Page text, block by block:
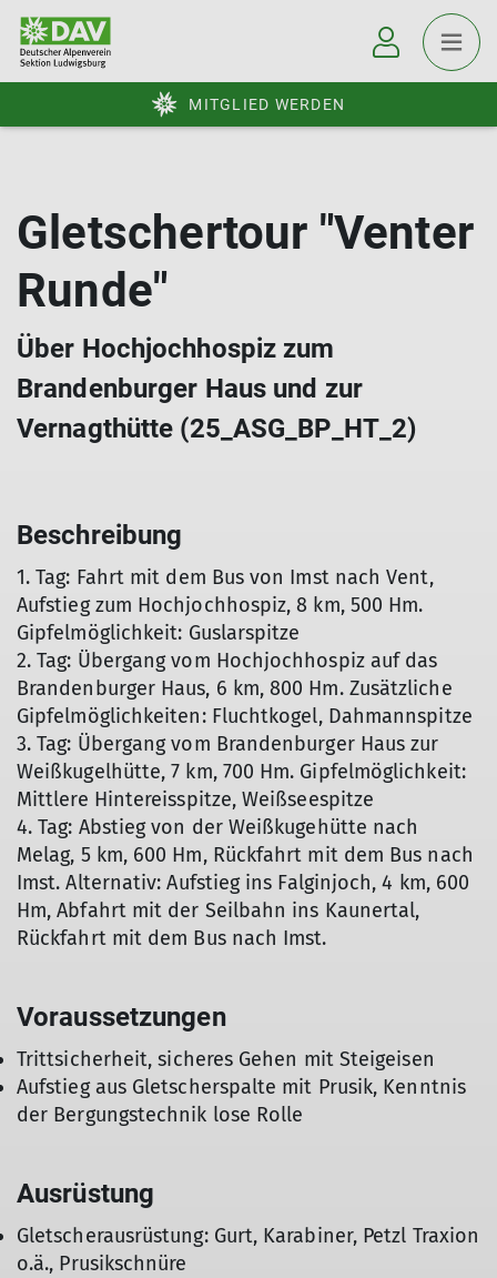
MITGLIED WERDEN
Gletschertour "Venter
Runde"
Über Hochjochhospiz zum
Brandenburger Haus und zur
Vernagthütte (25_ASG_BP_HT_2)
Beschreibung
1. Tag: Fahrt mit dem Bus von Imst nach Vent,
Aufstieg zum Hochjochhospiz, 8 km, 500 Hm.
Gipfelmöglichkeit: Guslarspitze
2. Tag: Übergang vom Hochjochhospiz auf das
Brandenburger Haus, 6 km, 800 Hm. Zusätzliche
Gipfelmöglichkeiten: Fluchtkogel, Dahmannspitze
3. Tag: Übergang vom Brandenburger Haus zur
Weißkugelhütte, 7 km, 700 Hm. Gipfelmöglichkeit:
Mittlere Hintereisspitze, Weißseespitze
4. Tag: Abstieg von der Weißkugehütte nach
Melag, 5 km, 600 Hm, Rückfahrt mit dem Bus nach
Imst. Alternativ: Aufstieg ins Falginjoch, 4 km, 600
Hm, Abfahrt mit der Seilbahn ins Kaunertal,
Rückfahrt mit dem Bus nach Imst.
Voraussetzungen
Trittsicherheit, sicheres Gehen mit Steigeisen
Aufstieg aus Gletscherspalte mit Prusik, Kenntnis
der Bergungstechnik lose Rolle
Ausrüstung
Gletscherausrüstung: Gurt, Karabiner, Petzl Traxion
o.ä., Prusikschnüre